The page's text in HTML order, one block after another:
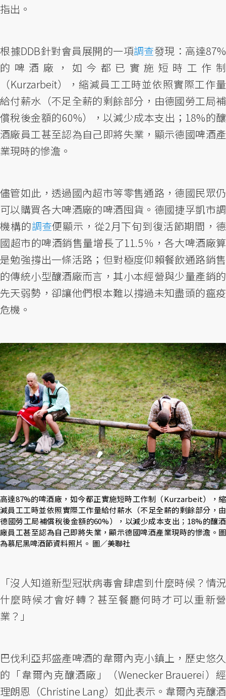
指出。
根據DDB針對會員展開的一項調查發現：高達87%
的啤酒廠，如今都已實施短時工作制
（Kurzarbeit），縮減員工工時並依照實際工作量
給付薪水（不足全薪的剩餘部分，由德國勞工局補
償稅後金額的60%），以減少成本支出；18%的釀
酒廠員工甚至認為自己即將失業，顯示德國啤酒產
業現時的慘澹。
儘管如此，透過國內超市等零售通路，德國民眾仍
可以購買各大啤酒廠的啤酒囤貨。德國捷孚凱市調
機構的調查便顯示，從2月下旬到復活節期間，德
國超市的啤酒銷售量增長了11.5％，各大啤酒廠算
是勉強撐出一條活路；但對極度仰賴餐飲通路銷售
的傳統小型釀酒廠而言，其小本經營與少量產銷的
先天弱勢，卻讓他們根本難以撐過未知盡頭的瘟疫
危機。
高達87%的啤酒廠，如今都正實施短時工作制（Kurzarbeit），縮
減員工工時並依照實際工作量給付薪水（不足全薪的剩餘部分，由
德國勞工局補償稅後金額的60%），以減少成本支出；18%的釀酒
廠員工甚至認為自己即將失業，顯示德國啤酒產業現時的慘澹。圖
為慕尼黑啤酒節資料照片。 圖／美聯社
「沒人知道新型冠狀病毒會肆虐到什麼時候？情況
什麼時候才會好轉？甚至餐廳何時才可以重新營
業？」
巴伐利亞邦盛產啤酒的韋爾內克小鎮上，歷史悠久
的「韋爾內克釀酒廠」（Wenecker Brauerei）經
理朗恩（Christine Lang）如此表示。韋爾內克釀酒